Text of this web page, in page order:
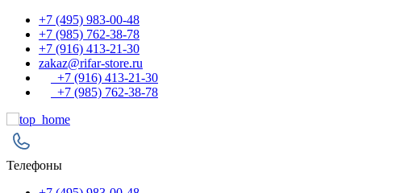
+7 (495) 983-00-48
+7 (985) 762-38-78
+7 (916) 413-21-30
zakaz@rifar-store.ru
+7 (916) 413-21-30
+7 (985) 762-38-78
Телефоны